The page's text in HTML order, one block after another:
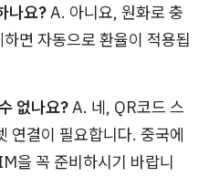
나요?A. 아니요, 원화로 충
면 자동으로 환율이 적용됩
없나요?A. 네, QR코드 스
연결이 필요합니다. 중국에
을 꼭 준비하시기 바랍니